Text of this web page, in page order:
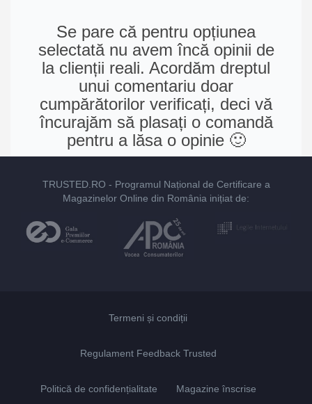
Se pare că pentru opțiunea
selectată nu avem încă opinii de
la clienții reali. Acordăm dreptul
unui comentariu doar
cumpărătorilor verificați, deci vă
încurajăm să plasați o comandă
pentru a lăsa o opinie 🙂
TRUSTED.RO - Programul Național de Certificare a
Magazinelor Online din România inițiat de:
Termeni și condiții
Regulament Feedback Trusted
Politică de confidențialitate Magazine înscrise